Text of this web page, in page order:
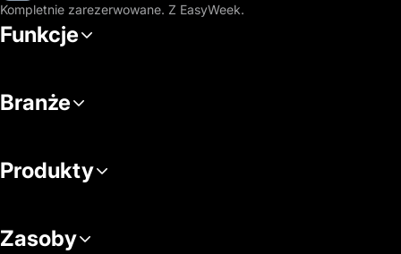
Kompletnie zarezerwowane. Z EasyWeek.
Funkcje
Branże
Produkty
Zasoby